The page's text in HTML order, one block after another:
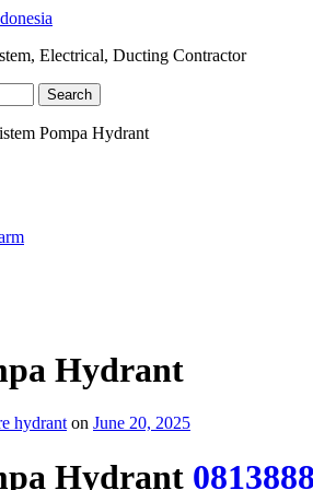
Electrical, Ducting Contractor
Search
Pompa Hydrant
Hydrant
hydrant on June 20, 2025
Hydrant